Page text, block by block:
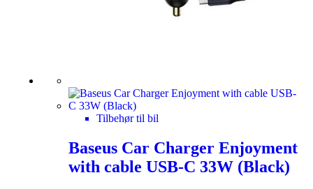
Tilbehør til bil
Baseus Car Charger Enjoyment
with cable USB-C 33W (Black)